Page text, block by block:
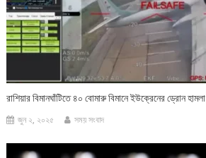
রাশিয়ার বিমানঘাঁটিতে ৪০ বোমারু বিমানে ইউক্রেনের ড্রোন হামলা
জুন ২, ২০২৫ সময় সংবাদ